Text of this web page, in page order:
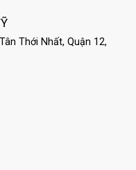
Thới Nhất, Quận 12,